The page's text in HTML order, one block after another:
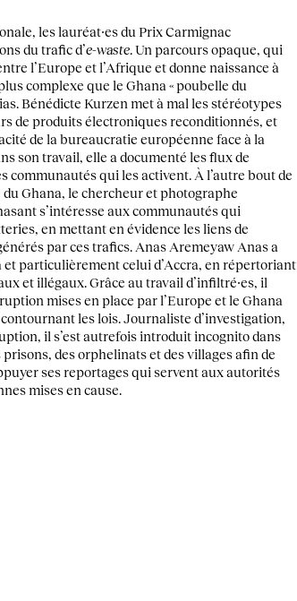
les lauréat⸱es du Prix Carmignac
du trafic d’e-waste. Un parcours opaque, qui
l’Europe et l’Afrique et donne naissance à
complexe que le Ghana « poubelle du
Bénédicte Kurzen met à mal les stéréotypes
de produits électroniques reconditionnés, et
de la bureaucratie européenne face à la
son travail, elle a documenté les flux de
communautés qui les activent. À l’autre bout de
Ghana, le chercheur et photographe
s’intéresse aux communautés qui
en mettant en évidence les liens de
par ces trafics. Anas Aremeyaw Anas a
et particulièrement celui d’Accra, en répertoriant
et illégaux. Grâce au travail d’infiltré⸱es, il
mises en place par l’Europe et le Ghana
les lois. Journaliste d’investigation,
il s’est autrefois introduit incognito dans
prisons, des orphelinats et des villages afin de
ses reportages qui servent aux autorités
mises en cause.